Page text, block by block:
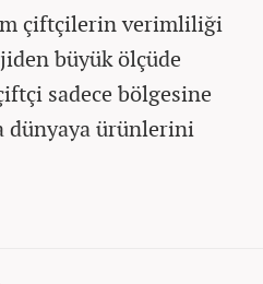
çiftçilerin verimliliği
büyük ölçüde
sadece bölgesine
dünyaya ürünlerini